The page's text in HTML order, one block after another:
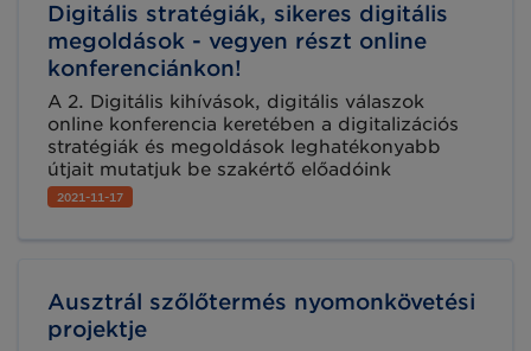
látogatáson.
Digitális stratégiák, sikeres digitális
megoldások - vegyen részt online
konferenciánkon!
A 2. Digitális kihívások, digitális válaszok
online konferencia keretében a digitalizációs
stratégiák és megoldások leghatékonyabb
útjait mutatjuk be szakértő előadóink
segítségével több iparágban, köztük az
élelmiszeriparban és kereskedelemben, a
2021-11-17
Ausztrál szőlőtermés nyomonkövetési
projektje